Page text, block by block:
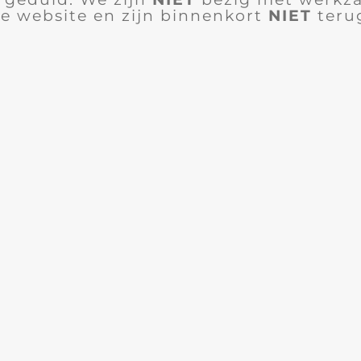
website en zijn binnenkort NIET